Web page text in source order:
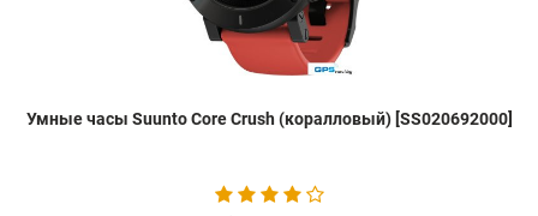
Умные часы Suunto Core Crush (коралловый) [SS020692000]